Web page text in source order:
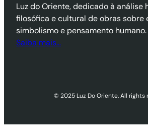
Luz do Oriente, dedicado à análise
filosófica e cultural de obras sobre
simbolismo e pensamento humano.
Saiba mais…
© 2025 Luz Do Oriente. All rights